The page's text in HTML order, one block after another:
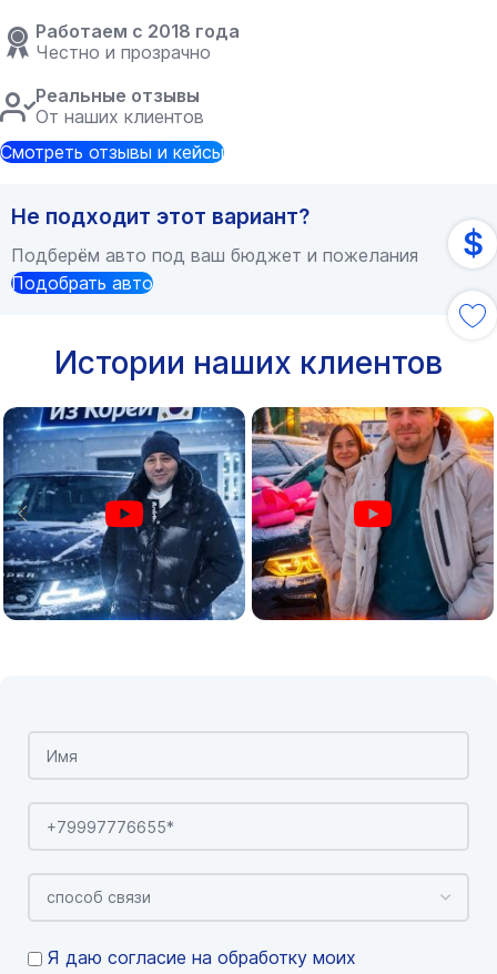
Работаем с 2018 года
Честно и прозрачно
Реальные отзывы
От наших клиентов
Смотреть отзывы и кейсы
Не подходит этот вариант?
Подберём авто под ваш бюджет и пожелания
Подобрать авто
Истории наших клиентов
Я даю согласие на обработку моих
$